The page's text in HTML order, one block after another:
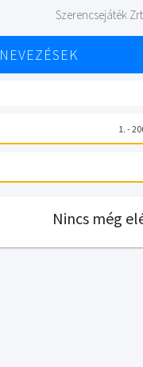
Szerencsejáték
NEVEZÉSEK
1. -
Nincs még